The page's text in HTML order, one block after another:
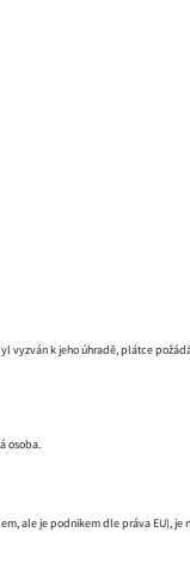
vyzván k jeho úhradě, plátce
osoba.
ale je podnikem dle práva EU), je